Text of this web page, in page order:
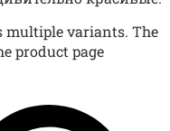
multiple variants. The
product page